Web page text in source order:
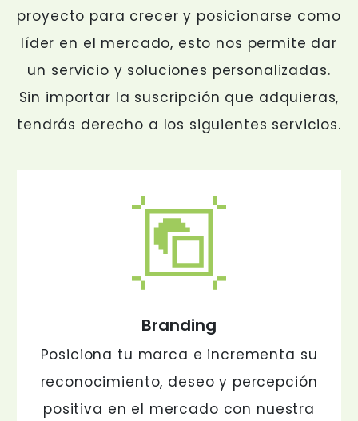
proyecto para crecer y posicionarse como
líder en el mercado, esto nos permite dar
un servicio y soluciones personalizadas.
Sin importar la suscripción que adquieras,
tendrás derecho a los siguientes servicios.
Branding
Posiciona tu marca e incrementa su
reconocimiento, deseo y percepción
positiva en el mercado con nuestra